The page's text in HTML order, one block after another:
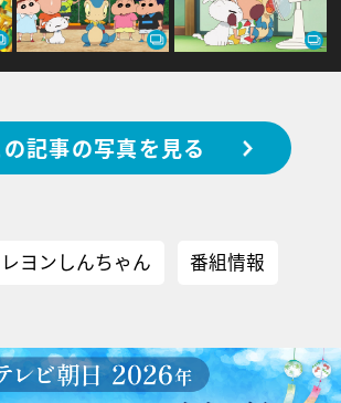
の記事の写真を見る
ヨンしんちゃん 番組情報